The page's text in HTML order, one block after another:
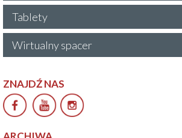
Tablety
Wirtualny spacer
ZNAJDŹ NAS